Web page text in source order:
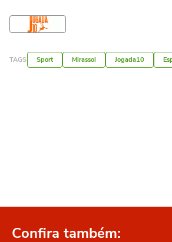
TAGS Sport Mirassol Jogada10
Confira também: